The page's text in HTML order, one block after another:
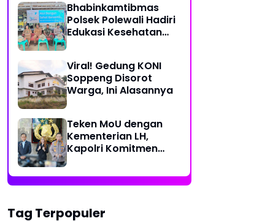
Tradisional Pelitakan
Bhabinkamtibmas
Polsek Polewali Hadiri
Edukasi Kesehatan
Kelurahan Sulewatang
Viral! Gedung KONI
Soppeng Disorot
Warga, Ini Alasannya
Teken MoU dengan
Kementerian LH,
Kapolri Komitmen
Lingkungan Hidup Jadi
Lebih Baik
Tag Terpopuler